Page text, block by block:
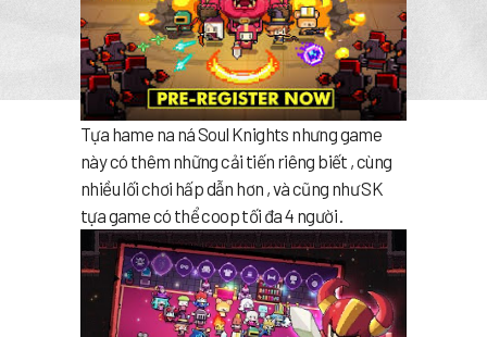
Tựa hame na ná Soul Knights nhưng game
này có thêm những cải tiến riêng biết , cùng
nhiều lối chơi hấp dẫn hơn , và cũng như SK
tựa game có thể coop tối đa 4 người .